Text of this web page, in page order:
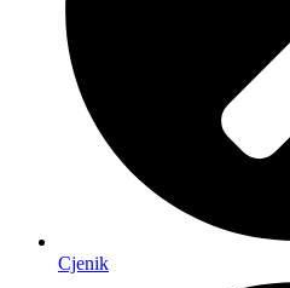
Cjenik